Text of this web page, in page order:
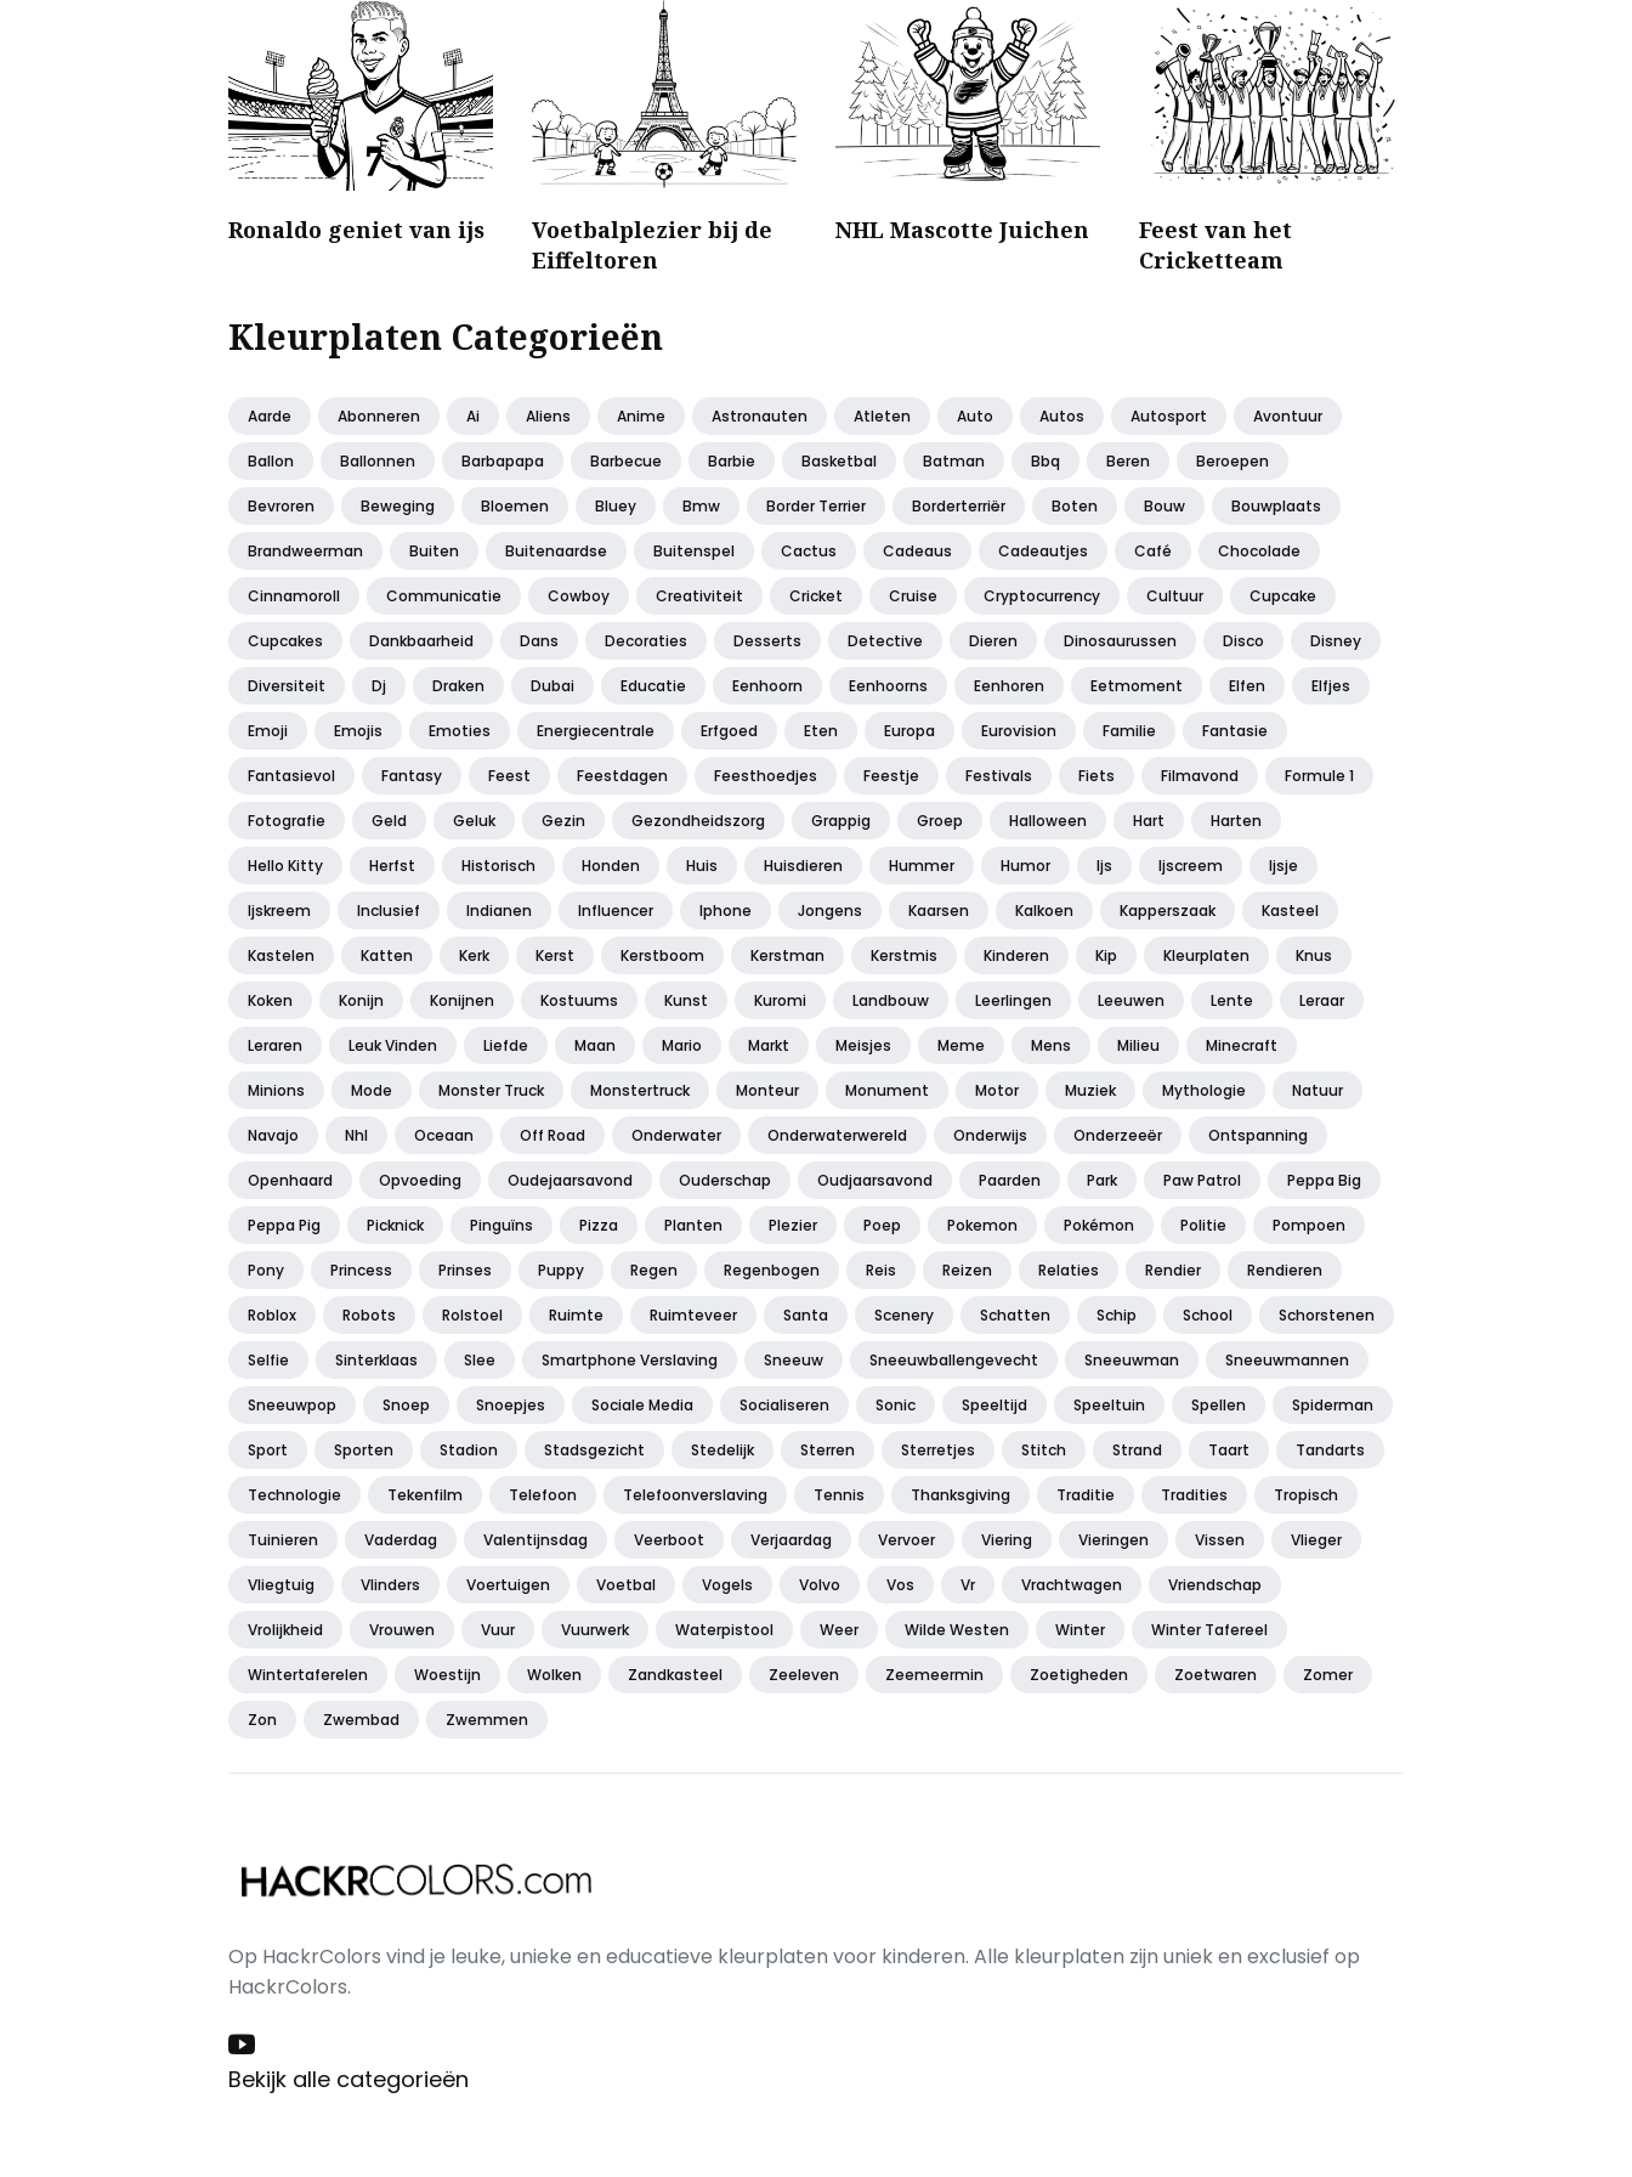
Ronaldo geniet van ijs
Voetbalplezier bij de
Eiffeltoren
NHL Mascotte Juichen
Feest van het
Cricketteam
Kleurplaten Categorieën
Aarde Abonneren Ai Aliens Anime Astronauten Atleten Auto Autos Autosport Avontuur
Ballon Ballonnen Barbapapa Barbecue Barbie Basketbal Batman Bbq Beren Beroepen
Bevroren Beweging Bloemen Bluey Bmw Border Terrier Borderterriër Boten Bouw Bouwplaats
Brandweerman Buiten Buitenaardse Buitenspel Cactus Cadeaus Cadeautjes Café Chocolade
Cinnamoroll Communicatie Cowboy Creativiteit Cricket Cruise Cryptocurrency Cultuur Cupcake
Cupcakes Dankbaarheid Dans Decoraties Desserts Detective Dieren Dinosaurussen Disco Disney
Diversiteit Dj Draken Dubai Educatie Eenhoorn Eenhoorns Eenhoren Eetmoment Elfen Elfjes
Emoji Emojis Emoties Energiecentrale Erfgoed Eten Europa Eurovision Familie Fantasie
Fantasievol Fantasy Feest Feestdagen Feesthoedjes Feestje Festivals Fiets Filmavond Formule 1
Fotografie Geld Geluk Gezin Gezondheidszorg Grappig Groep Halloween Hart Harten
Hello Kitty Herfst Historisch Honden Huis Huisdieren Hummer Humor Ijs Ijscreem Ijsje
Ijskreem Inclusief Indianen Influencer Iphone Jongens Kaarsen Kalkoen Kapperszaak Kasteel
Kastelen Katten Kerk Kerst Kerstboom Kerstman Kerstmis Kinderen Kip Kleurplaten Knus
Koken Konijn Konijnen Kostuums Kunst Kuromi Landbouw Leerlingen Leeuwen Lente Leraar
Leraren Leuk Vinden Liefde Maan Mario Markt Meisjes Meme Mens Milieu Minecraft
Minions Mode Monster Truck Monstertruck Monteur Monument Motor Muziek Mythologie Natuur
Navajo Nhl Oceaan Off Road Onderwater Onderwaterwereld Onderwijs Onderzeeër Ontspanning
Openhaard Opvoeding Oudejaarsavond Ouderschap Oudjaarsavond Paarden Park Paw Patrol Peppa Big
Peppa Pig Picknick Pinguïns Pizza Planten Plezier Poep Pokemon Pokémon Politie Pompoen
Pony Princess Prinses Puppy Regen Regenbogen Reis Reizen Relaties Rendier Rendieren
Roblox Robots Rolstoel Ruimte Ruimteveer Santa Scenery Schatten Schip School Schorstenen
Selfie Sinterklaas Slee Smartphone Verslaving Sneeuw Sneeuwballengevecht Sneeuwman Sneeuwmannen
Sneeuwpop Snoep Snoepjes Sociale Media Socialiseren Sonic Speeltijd Speeltuin Spellen Spiderman
Sport Sporten Stadion Stadsgezicht Stedelijk Sterren Sterretjes Stitch Strand Taart Tandarts
Technologie Tekenfilm Telefoon Telefoonverslaving Tennis Thanksgiving Traditie Tradities Tropisch
Tuinieren Vaderdag Valentijnsdag Veerboot Verjaardag Vervoer Viering Vieringen Vissen Vlieger
Vliegtuig Vlinders Voertuigen Voetbal Vogels Volvo Vos Vr Vrachtwagen Vriendschap
Vrolijkheid Vrouwen Vuur Vuurwerk Waterpistool Weer Wilde Westen Winter Winter Tafereel
Wintertaferelen Woestijn Wolken Zandkasteel Zeeleven Zeemeermin Zoetigheden Zoetwaren Zomer
Zon Zwembad Zwemmen
Op HackrColors vind je leuke, unieke en educatieve kleurplaten voor kinderen. Alle kleurplaten zijn uniek en exclusief op
HackrColors.
Bekijk alle categorieën